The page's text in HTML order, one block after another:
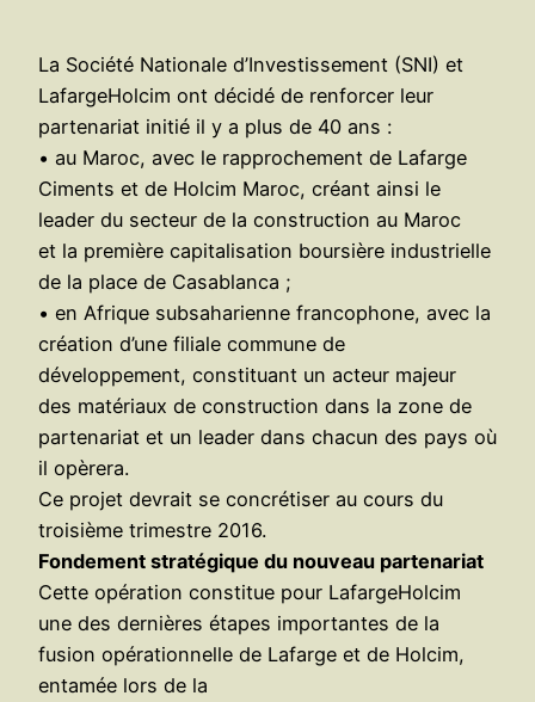
La Société Nationale d’Investissement (SNI) et
LafargeHolcim ont décidé de renforcer leur
partenariat initié il y a plus de 40 ans :
• au Maroc, avec le rapprochement de Lafarge
Ciments et de Holcim Maroc, créant ainsi le
leader du secteur de la construction au Maroc
et la première capitalisation boursière industrielle
de la place de Casablanca ;
• en Afrique subsaharienne francophone, avec la
création d’une filiale commune de
développement, constituant un acteur majeur
des matériaux de construction dans la zone de
partenariat et un leader dans chacun des pays où
il opèrera.
Ce projet devrait se concrétiser au cours du
troisième trimestre 2016.
Fondement stratégique du nouveau partenariat
Cette opération constitue pour LafargeHolcim
une des dernières étapes importantes de la
fusion opérationnelle de Lafarge et de Holcim,
entamée lors de la